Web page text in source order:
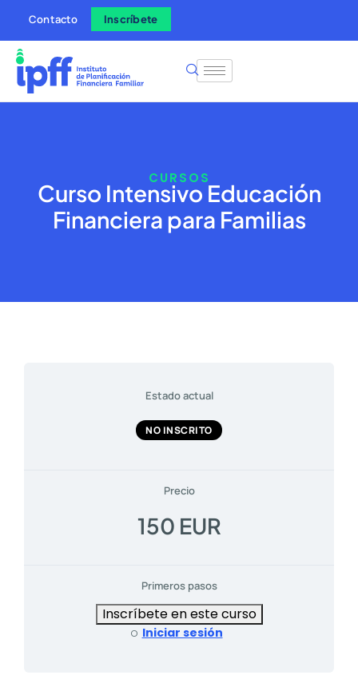
Contacto Inscríbete
CURSOS
Curso Intensivo Educación
Financiera para Familias
Estado actual
NO INSCRITO
Precio
150 EUR
Primeros pasos
Inscríbete en este curso
o Iniciar sesión